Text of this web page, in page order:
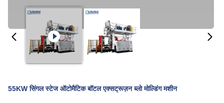
55KW सिंगल स्टेज ऑटोमैटिक बॉटल एक्सट्रूज़न ब्लो मोल्डिंग मशीन